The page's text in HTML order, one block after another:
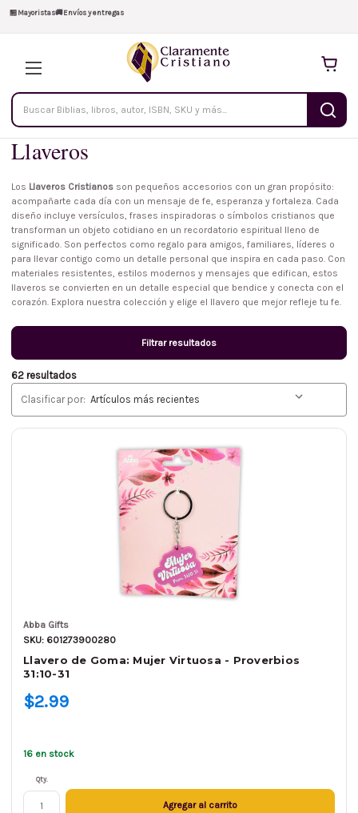
🏪Mayoristas🚚Envíos y entregas
Buscar
productos
Llaveros
Los Llaveros Cristianos son pequeños accesorios con un gran propósito:
acompañarte cada día con un mensaje de fe, esperanza y fortaleza. Cada
diseño incluye versículos, frases inspiradoras o símbolos cristianos que
transforman un objeto cotidiano en un recordatorio espiritual lleno de
significado. Son perfectos como regalo para amigos, familiares, líderes o
para llevar contigo como un detalle personal que inspira en cada paso. Con
materiales resistentes, estilos modernos y mensajes que edifican, estos
llaveros se convierten en un detalle especial que bendice y conecta con el
corazón. Explora nuestra colección y elige el llavero que mejor refleje tu fe.
Filtrar resultados
62 resultados
Clasificar por:
Abba Gifts
SKU: 601273900280
Llavero de Goma: Mujer Virtuosa - Proverbios
31:10-31
$2.99
16 en stock
Qty.
Agregar al carrito